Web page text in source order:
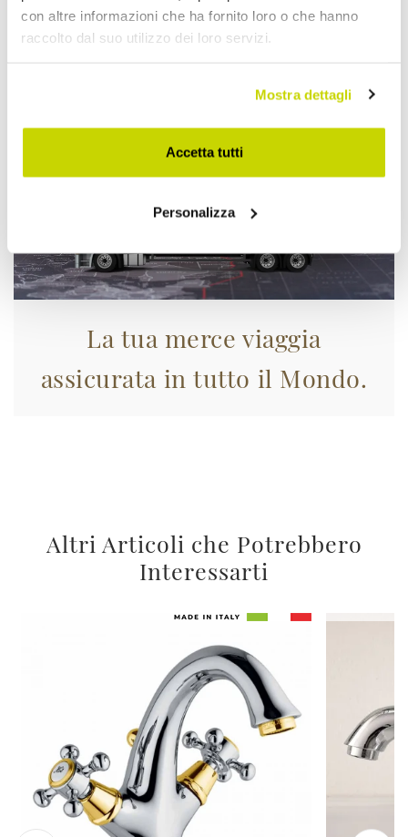
con altre informazioni che ha fornito loro o che hanno
raccolto dal suo utilizzo dei loro servizi.
Mostra dettagli
Accetta tutti
Personalizza
Approfittane subito!
La tua merce viaggia
assicurata in tutto il Mondo.
Altri Articoli che Potrebbero
Interessarti